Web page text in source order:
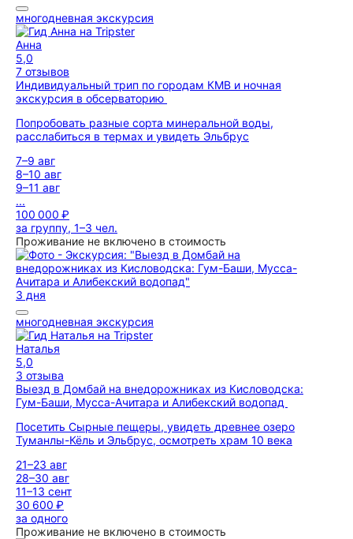
многодневная экскурсия
Анна
5,0
7 отзывов
Индивидуальный трип по городам КМВ и ночная
экскурсия в обсерваторию
Попробовать разные сорта минеральной воды,
расслабиться в термах и увидеть Эльбрус
7–9 авг
8–10 авг
9–11 авг
...
100 000 ₽
за группу, 1–3 чел.
Проживание не включено в стоимость
3 дня
многодневная экскурсия
Наталья
5,0
3 отзыва
Выезд в Домбай на внедорожниках из Кисловодска:
Гум-Баши, Мусса-Ачитара и Алибекский водопад
Посетить Сырные пещеры, увидеть древнее озеро
Туманлы-Кёль и Эльбрус, осмотреть храм 10 века
21–23 авг
28–30 авг
11–13 сент
30 600 ₽
за одного
Проживание не включено в стоимость